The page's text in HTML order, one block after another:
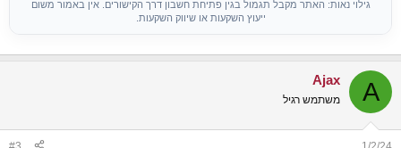
גילוי נאות: האתר מקבל תגמול בגין פתיחת חשבון דרך הקישורים. אין באמור משום
ייעוץ השקעות או שיווק השקעות.
A
Ajax
משתמש רגיל